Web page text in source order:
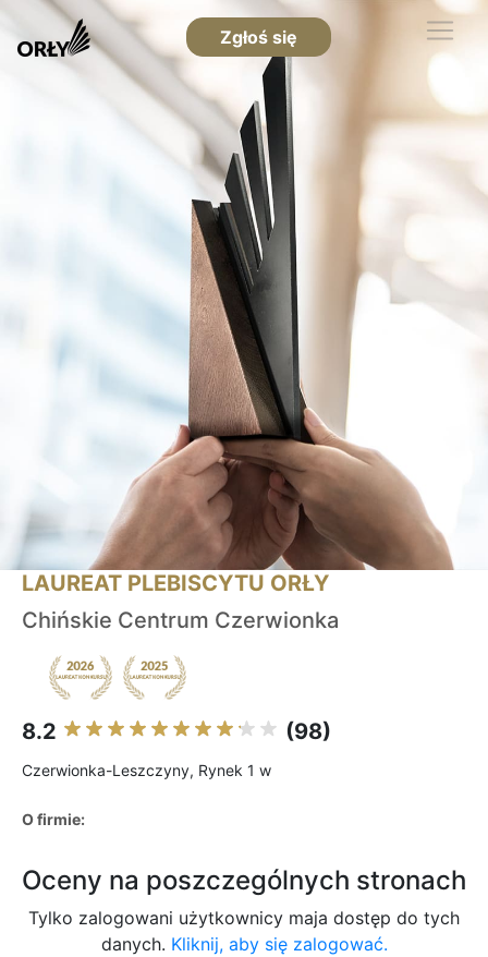
Zgłoś się
LAUREAT PLEBISCYTU ORŁY
Chińskie Centrum Czerwionka
8.2 (98)
Czerwionka-Leszczyny, Rynek 1 w
O firmie:
Oceny na poszczególnych stronach
Tylko zalogowani użytkownicy maja dostęp do tych
danych. Kliknij, aby się zalogować.